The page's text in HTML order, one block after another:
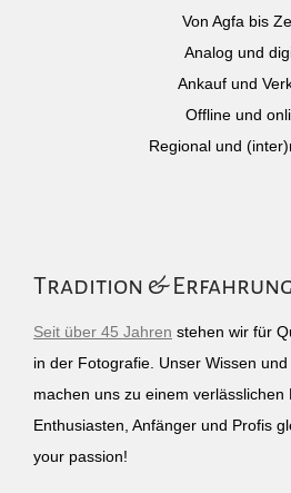
Von Agfa bis
Analog und
Ankauf und
Offline und
Regional und
Tradition & Erfahrung
Seit über 45 Jahren stehen wir für
in der Fotografie. Unser Wissen
machen uns zu einem verlässlichen
Enthusiasten, Anfänger und Profis
your passion!